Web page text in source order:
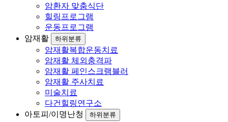
암환자 맞춤식단
힐링프로그램
운동프로그램
암재활
하위분류
암재활복합운동치료
암재활 체외충격파
암재활 페인스크램블러
암재활 주사치료
미술치료
다건힐링연구소
아토피/이명난청
하위분류